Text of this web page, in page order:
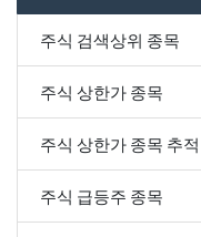
주식 검색상위 종목
주식 상한가 종목
주식 상한가 종목 추적
주식 급등주 종목